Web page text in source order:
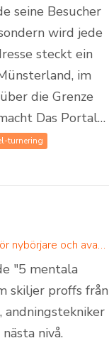
seine Besucher
wird jede
steckt ein
im
die Grenze
Das Portal…
turnering
5 mentala knep för padeltennismatcher - för nybörjare och avancerade padelspelare
"5 mentala
skiljer proffs från
andningstekniker
nivå.